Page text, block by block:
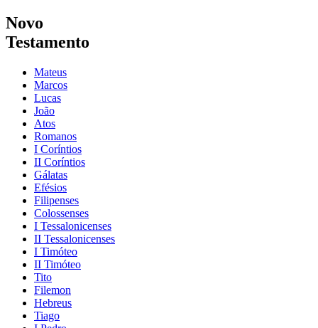
Novo
Testamento
Mateus
Marcos
Lucas
João
Atos
Romanos
I Coríntios
II Coríntios
Gálatas
Efésios
Filipenses
Colossenses
I Tessalonicenses
II Tessalonicenses
I Timóteo
II Timóteo
Tito
Filemon
Hebreus
Tiago